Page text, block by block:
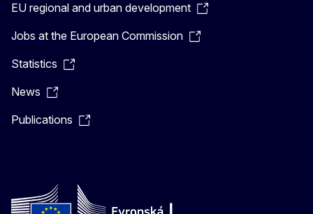
EU regional and urban development
Jobs at the European Commission
Statistics
News
Publications